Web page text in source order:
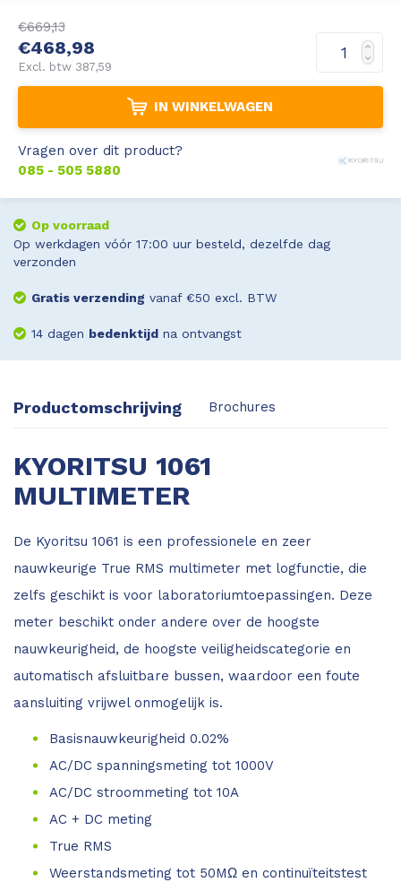
Leica Disto S910
Leica DST360
DISTO Plan app
Accessoires
Monitoring
Hygrometers
Accessoires
€669,13
€468,98
Excl. btw 387,59
IN WINKELWAGEN
Vragen over dit product?
085 - 505 5880
Op voorraad
Op werkdagen vóór 17:00 uur besteld, dezelfde dag
verzonden
Gratis verzending vanaf €50 excl. BTW
14 dagen bedenktijdna ontvangst
Productomschrijving Brochures
KYORITSU 1061
MULTIMETER
De Kyoritsu 1061 is een professionele en zeer
nauwkeurige True RMS multimeter met logfunctie, die
zelfs geschikt is voor laboratoriumtoepassingen. Deze
meter beschikt onder andere over de hoogste
nauwkeurigheid, de hoogste veiligheidscategorie en
automatisch afsluitbare bussen, waardoor een foute
aansluiting vrijwel onmogelijk is.
Basisnauwkeurigheid 0.02%
AC/DC spanningsmeting tot 1000V
AC/DC stroommeting tot 10A
AC + DC meting
True RMS
Weerstandsmeting tot 50MΩ en continuïteitstest